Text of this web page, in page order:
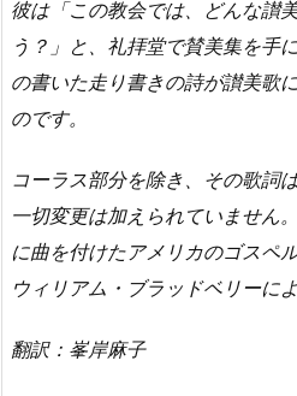
彼は「この教会では、どんな讃
う？」と、礼拝堂で賛美集を手
の書いた走り書きの詩が讃美歌
のです。
コーラス部分を除き、その歌詞
一切変更は加えられていません
に曲を付けたアメリカのゴスペ
ウィリアム・ブラッドベリーに
翻訳：峯岸麻子